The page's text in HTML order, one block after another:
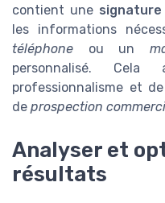
contient une signature
les informations
téléphone ou un
personnalisé.
professionnalisme et
de prospection
Analyser et
résultats